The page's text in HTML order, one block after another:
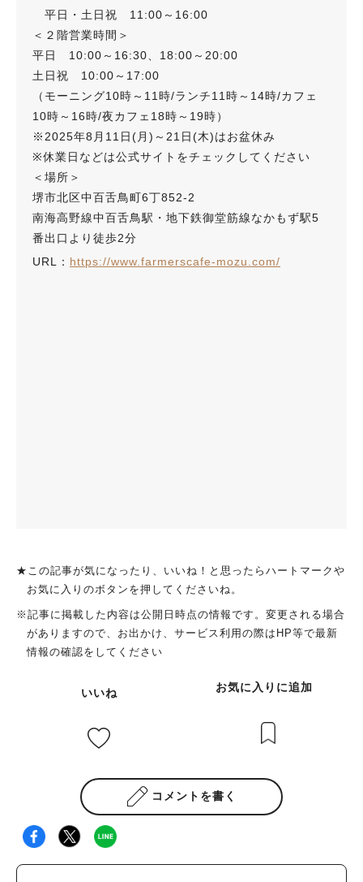
平日・土日祝 11:00～16:00
＜２階営業時間＞
平日 10:00～16:30、18:00～20:00
土日祝 10:00～17:00
（モーニング10時～11時/ランチ11時～14時/カフェ
10時～16時/夜カフェ18時～19時）
※2025年8月11日(月)～21日(木)はお盆休み
※休業日などは公式サイトをチェックしてください
＜場所＞
堺市北区中百舌鳥町6丁852‐2
南海高野線中百舌鳥駅・地下鉄御堂筋線なかもず駅5
番出口より徒歩2分
URL： https://www.farmerscafe-mozu.com/
★この記事が気になったり、いいね！と思ったらハートマークや
お気に入りのボタンを押してくださいね。
※記事に掲載した内容は公開日時点の情報です。変更される場合
がありますので、お出かけ、サービス利用の際はHP等で最新
情報の確認をしてください
いいね お気に入りに追加
コメントを書く